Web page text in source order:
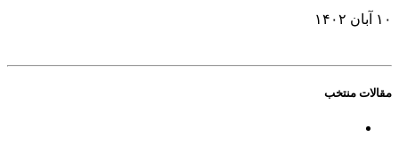
۱۰ آبان ۱۴۰۲
مقالات منتخب